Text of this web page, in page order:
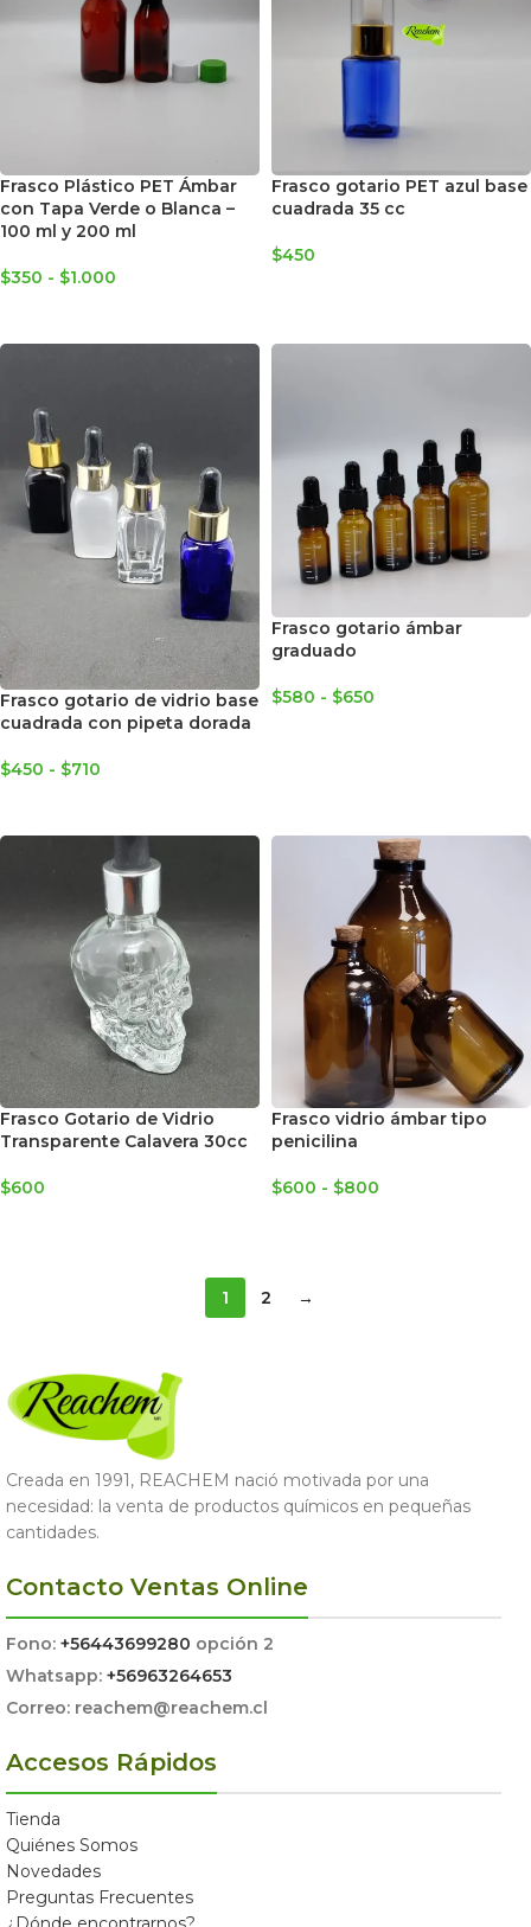
Frasco Plástico PET Ámbar
con Tapa Verde o Blanca –
100 ml y 200 ml
$350 - $1.000
Frasco gotario PET azul base
cuadrada 35 cc
$450
Frasco gotario de vidrio base
cuadrada con pipeta dorada
$450 - $710
Frasco gotario ámbar
graduado
$580 - $650
Frasco Gotario de Vidrio
Transparente Calavera 30cc
$600
Frasco vidrio ámbar tipo
penicilina
$600 - $800
1 2 →
Creada en 1991, REACHEM nació motivada por una
necesidad: la venta de productos químicos en pequeñas
cantidades.
Contacto Ventas Online
Fono: +56443699280 opción 2
Whatsapp: +56963264653
Correo: reachem@reachem.cl
Accesos Rápidos
Tienda
Quiénes Somos
Novedades
Preguntas Frecuentes